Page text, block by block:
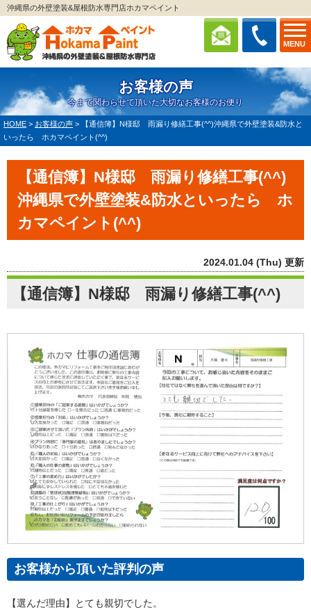
MENU
沖縄県の外壁塗装&屋根防水専門店ホカマペイント
お客様の声
今まで関わらせて頂いた大切なお客様のお便り
HOME > お客様の声 >
【通信簿】N様邸 雨漏り修繕工事(^^)沖縄県で外壁塗装&防水と
いったら ホカマペイント(^^)
【通信簿】N様邸 雨漏り修繕工事(^^)
沖縄県で外壁塗装&防水といったら ホ
カマペイント(^^)
2024.01.04 (Thu) 更新
【通信簿】N様邸 雨漏り修繕工事(^^)
お客様から頂いた評判の声
【選んだ理由】とても親切でした。